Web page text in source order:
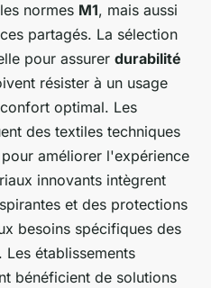
normes M1, mais aussi
partagés. La sélection
pour assurer durabilité
résister à un usage
optimal. Les
des textiles techniques
améliorer l'expérience
innovants intègrent
et des protections
besoins spécifiques des
établissements
bénéficient de solutions